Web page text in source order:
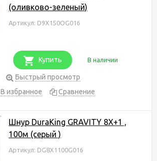
(оливково-зеленый)
Артикул: D9X150OG016
Купить В наличии
Быстрый просмотр
В избранное
Сравнение
Шнур DuraKing GRAVITY 8X+1 ,
100м (серый )
Артикул: DG8X1100G016